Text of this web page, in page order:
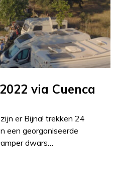
via Cuenca
er Bijna! trekken 24
een georganiseerde
dwars…